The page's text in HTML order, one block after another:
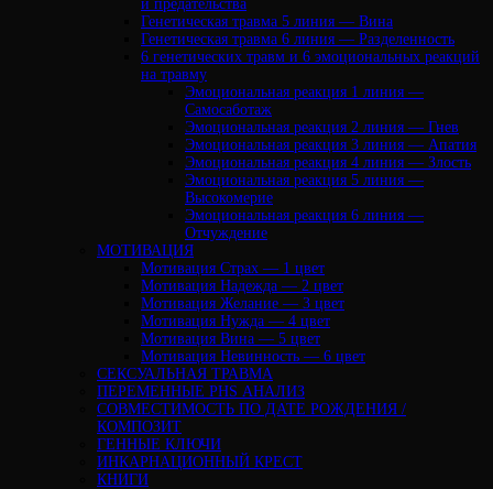
и предательства
Генетическая травма 5 линия — Вина
Генетическая травма 6 линия — Разделенность
6 генетических травм и 6 эмоциональных реакций
на травму
Эмоциональная реакция 1 линия —
Самосаботаж
Эмоциональная реакция 2 линия — Гнев
Эмоциональная реакция 3 линия — Апатия
Эмоциональная реакция 4 линия — Злость
Эмоциональная реакция 5 линия —
Высокомерие
Эмоциональная реакция 6 линия —
Отчуждение
МОТИВАЦИЯ
Мотивация Страх — 1 цвет
Мотивация Надежда — 2 цвет
Мотивация Желание — 3 цвет
Мотивация Нужда — 4 цвет
Мотивация Вина — 5 цвет
Мотивация Невинность — 6 цвет
СЕКСУАЛЬНАЯ ТРАВМА
ПЕРЕМЕННЫЕ PHS АНАЛИЗ
CОВМЕСТИМОСТЬ ПО ДАТЕ РОЖДЕНИЯ /
КОМПОЗИТ
ГЕННЫЕ КЛЮЧИ
ИНКАРНАЦИОННЫЙ КРЕСТ
КНИГИ